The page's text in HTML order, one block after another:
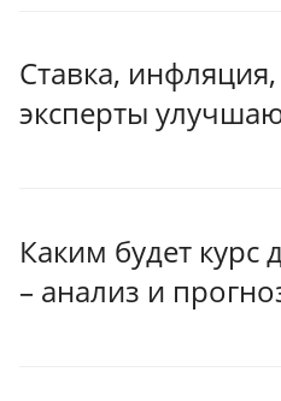
Ставка,
эксперты
Каким будет курс
– анализ и